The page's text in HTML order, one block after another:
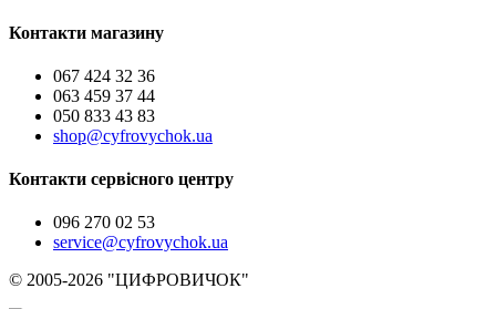
Контакти магазину
067 424 32 36
063 459 37 44
050 833 43 83
shop@cyfrovychok.ua
Контакти сервісного центру
096 270 02 53
service@cyfrovychok.ua
© 2005-2026 "ЦИФРОВИЧОК"